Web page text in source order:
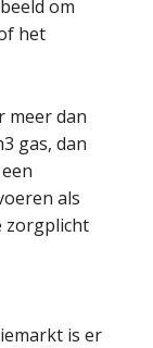
om
het
meer dan
gas, dan
als
zorgplicht
is er